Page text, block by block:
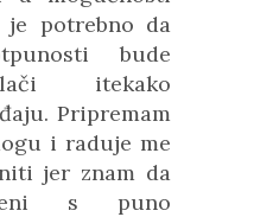
potrebno da
bude
itekako
Pripremam
i raduje me
jer znam da
s puno